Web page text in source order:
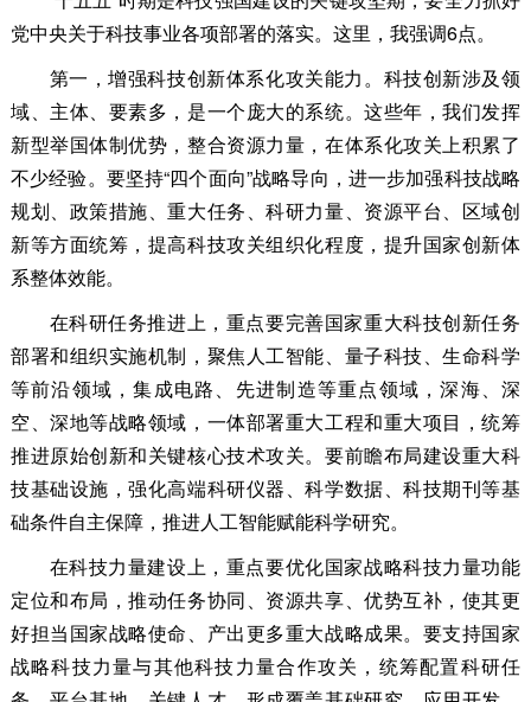
党中央关于科技事业各项部署的落实。这里，我强调6点。
第一，增强科技创新体系化攻关能力。科技创新涉及领
域、主体、要素多，是一个庞大的系统。这些年，我们发挥
新型举国体制优势，整合资源力量，在体系化攻关上积累了
不少经验。要坚持“四个面向”战略导向，进一步加强科技战略
规划、政策措施、重大任务、科研力量、资源平台、区域创
新等方面统筹，提高科技攻关组织化程度，提升国家创新体
系整体效能。
在科研任务推进上，重点要完善国家重大科技创新任务
部署和组织实施机制，聚焦人工智能、量子科技、生命科学
等前沿领域，集成电路、先进制造等重点领域，深海、深
空、深地等战略领域，一体部署重大工程和重大项目，统筹
推进原始创新和关键核心技术攻关。要前瞻布局建设重大科
技基础设施，强化高端科研仪器、科学数据、科技期刊等基
础条件自主保障，推进人工智能赋能科学研究。
在科技力量建设上，重点要优化国家战略科技力量功能
定位和布局，推动任务协同、资源共享、优势互补，使其更
好担当国家战略使命、产出更多重大战略成果。要支持国家
战略科技力量与其他科技力量合作攻关，统筹配置科研任